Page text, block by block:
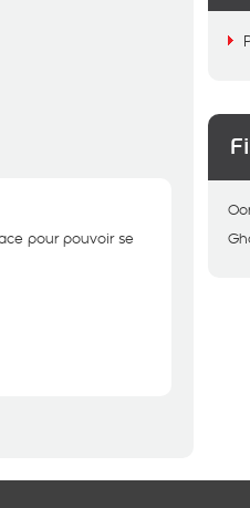
pour pouvoir se